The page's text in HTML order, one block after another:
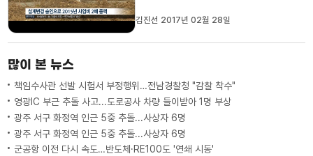
도 뇌물과 청탁을 받은 공범으로 보고 있습
▶ ◀ＶＣＲ▶ 검찰이 김철주 무안군수의
김진선 2017년 02월 28일
많이 본 뉴스
책임수사관 선발 시험서 부정행위…전남경찰청 "감찰 착수"
영광IC 부근 추돌 사고...도로공사 차량 들이받아 1명 부상
광주 서구 화정역 인근 5중 추돌...사상자 6명
광주 서구 화정역 인근 5중 추돌...사상자 6명
군공항 이전 다시 속도…반도체·RE100도 '연쇄 시동'